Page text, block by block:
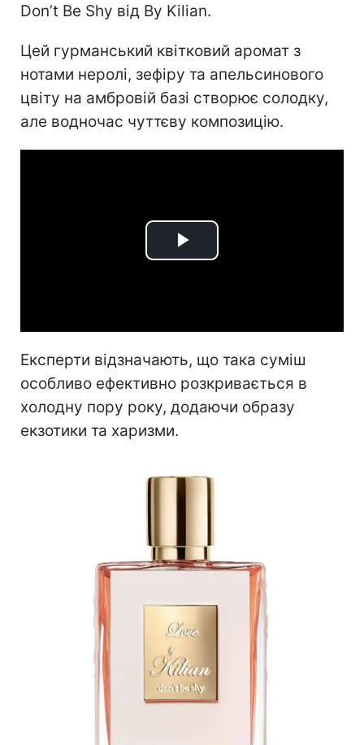
Don’t Be Shy від By Kilian.
Цей гурманський квітковий аромат з
нотами неролі, зефіру та апельсинового
цвіту на амбровій базі створює солодку,
але водночас чуттєву композицію.
Play
Експерти відзначають, що така суміш
особливо ефективно розкривається в
холодну пору року, додаючи образу
екзотики та харизми.